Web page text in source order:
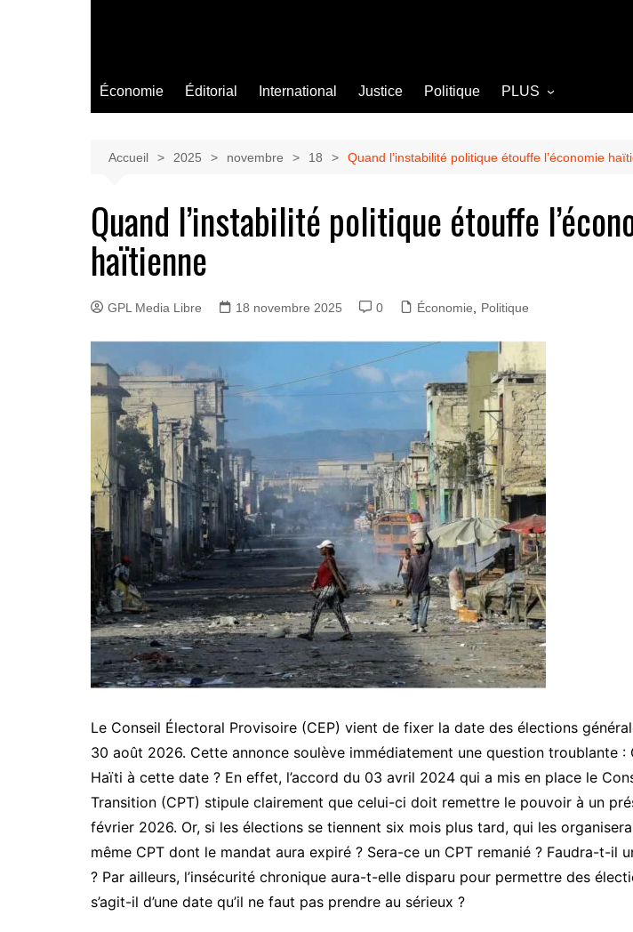
Économie Éditorial International Justice Politique PLUS
Culture
Société
Accueil 2025 novembre 18 Quand l’instabilité politique étouffe l’économie
Quand l’instabilité politique étouffe
haïtienne
GPL Media Libre 18 novembre 2025 0 Économie Politique
Le Conseil Électoral Provisoire (CEP) vient de fixer la date des élections
30 août 2026. Cette annonce soulève immédiatement une question troublante :
Haïti à cette date ? En effet, l’accord du 03 avril 2024 qui a mis en place le
Transition (CPT) stipule clairement que celui-ci doit remettre le pouvoir à un
février 2026. Or, si les élections se tiennent six mois plus tard, qui les
même CPT dont le mandat aura expiré ? Sera-ce un CPT remanié ? Faudra-t-il
? Par ailleurs, l’insécurité chronique aura-t-elle disparu pour permettre des
s’agit-il d’une date qu’il ne faut pas prendre au sérieux ?